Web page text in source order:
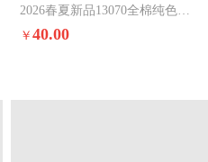
2026春夏新品13070全棉纯色系三四件套纯棉四件套牛仔蓝+浅灰
￥ 40.00